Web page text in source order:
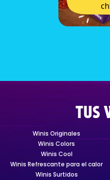
TUS
Winis Originales
Winis Colors
Winis Cool
Winis Refrescante para el calor
Winis Surtidos